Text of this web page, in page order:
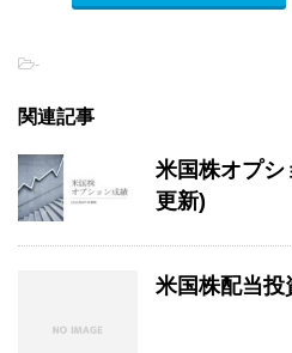
-
関連記事
米国株オプシ
更新)
米国株配当投